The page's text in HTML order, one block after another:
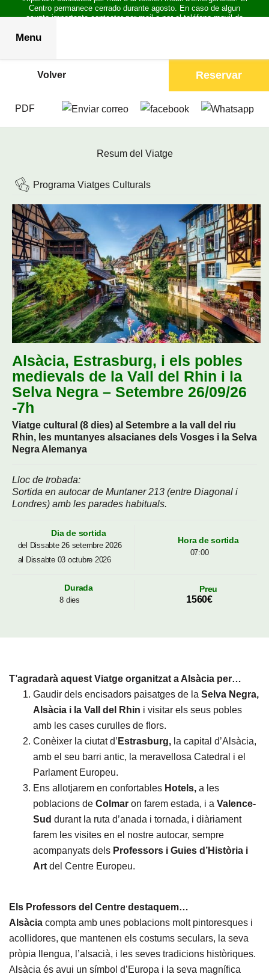
Centro permanece cerrado durante agosto. En caso de algun
asunto importante contactar por mail o por el teléfono movil de
Menu
Volver Reservar
PDF
Resum del Viatge
Programa Viatges Culturals
Alsàcia, Estrasburg, i els pobles
medievals de la Vall del Rhin i la
Selva Negra – Setembre 26/09/26
-7h
Viatge cultural (8 dies) al Setembre a la vall del riu
Rhin, les muntanyes alsacianes dels Vosges i la Selva
Negra Alemanya
Lloc de trobada:
Sortida en autocar de Muntaner 213 (entre Diagonal i
Londres) amb les parades habituals.
Dia de sortida
del Dissabte 26 setembre 2026
al Dissabte 03 octubre 2026
Hora de sortida
07:00
Durada
8 dies
Preu
1560€
T’agradarà aquest Viatge organitzat a Alsàcia per…
Gaudir dels encisadors paisatges de la Selva Negra,
Alsàcia i la Vall del Rhin i visitar els seus pobles
amb les cases curulles de flors.
Conèixer la ciutat d’ Estrasburg, la capital d’Alsàcia,
amb el seu barri antic, la meravellosa Catedral i el
Parlament Europeu.
Ens allotjarem en confortables Hotels, a les
poblacions de Colmar on farem estada, i a Valence-
Sud durant la ruta d’anada i tornada, i diàriament
farem les visites en el nostre autocar, sempre
acompanyats dels Professors i Guies d’Història i
Art del Centre Europeu.
Els Professors del Centre destaquem…
Alsàcia compta amb unes poblacions molt pintoresques i
acollidores, que mantenen els costums seculars, la seva
pròpia llengua, l’alsacià, i les seves tradicions històriques.
Alsàcia és avui un símbol d’Europa i la seva magnífica